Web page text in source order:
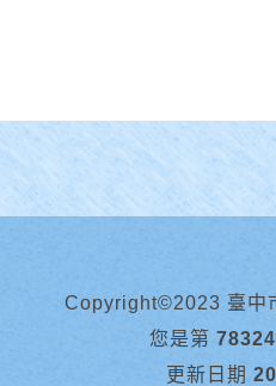
Copyright©2023 臺中
您是第
更新日期